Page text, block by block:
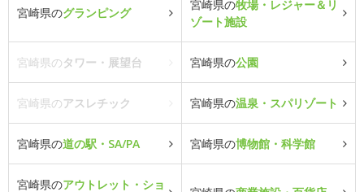
宮崎県のグランピング
宮崎県の牧場・レジャー＆リ
ゾート施設
宮崎県のタワー・展望台 宮崎県の公園
宮崎県のアスレチック 宮崎県の温泉・スパリゾート
宮崎県の道の駅・SA/PA 宮崎県の博物館・科学館
宮崎県のアウトレット・ショ